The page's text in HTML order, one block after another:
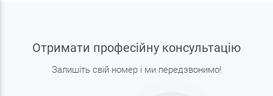
Отримати професійну консультацію
Залишіть свій номер і ми передзвонимо!